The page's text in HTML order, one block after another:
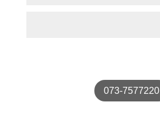
073-7577220